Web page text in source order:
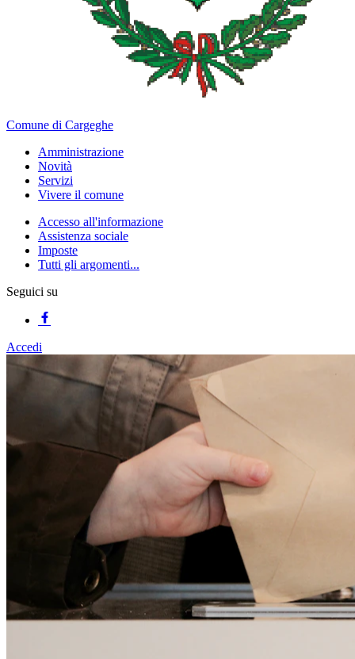
Comune di Cargeghe
Amministrazione
Novità
Servizi
Vivere il comune
Accesso all'informazione
Assistenza sociale
Imposte
Tutti gli argomenti...
Seguici su
Accedi